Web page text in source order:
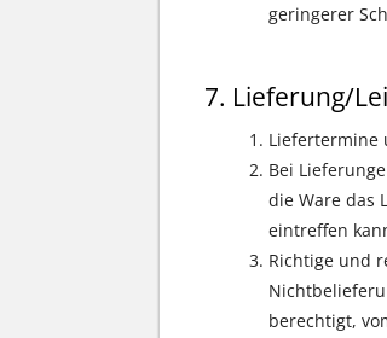
geringerer
Lieferung/
Liefertermine
Bei
die Ware das
eintreffen
Richtige und
berechtigt,